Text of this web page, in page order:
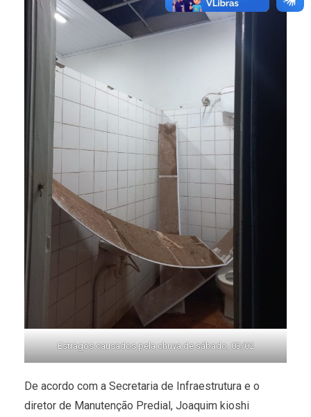
Estragos causados pela chuva de sábado, 03/02
De acordo com a Secretaria de Infraestrutura e o
diretor de Manutenção Predial, Joaquim kioshi